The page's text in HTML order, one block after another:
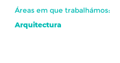
Áreas em que trabalhámos:
Arquitectura